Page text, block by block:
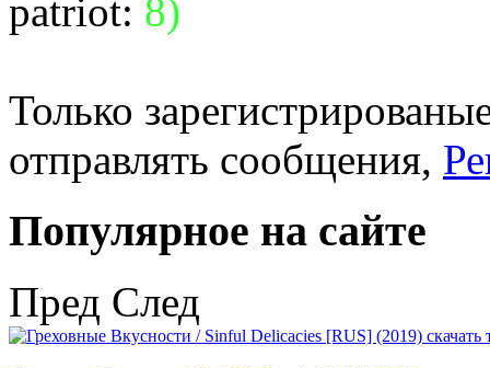
patriot:
Только
отправлять сообщения,
Популярное на сайте
Пред След